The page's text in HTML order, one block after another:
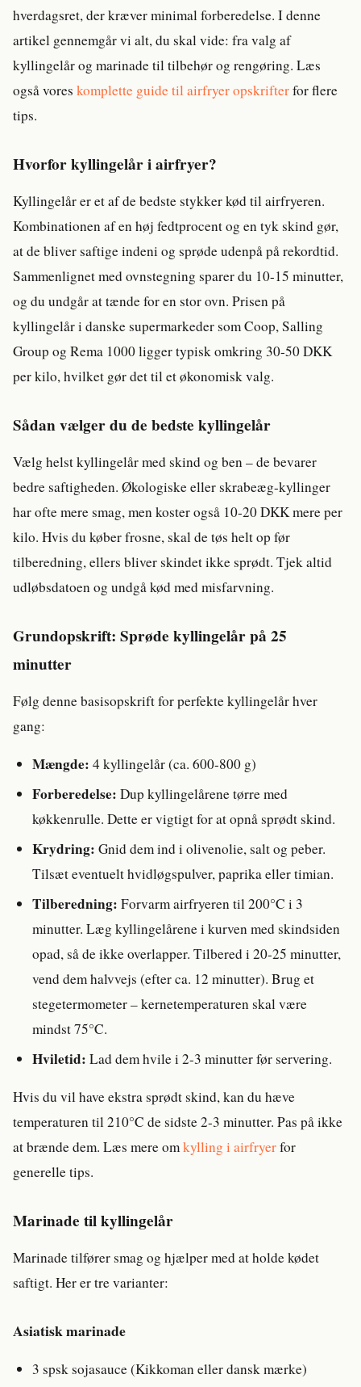
hverdagsret, der kræver minimal forberedelse. I denne
artikel gennemgår vi alt, du skal vide: fra valg af
kyllingelår og marinade til tilbehør og rengøring. Læs
også vores komplette guide til airfryer opskrifterfor flere
tips.
Hvorfor kyllingelår i airfryer?
Kyllingelår er et af de bedste stykker kød til airfryeren.
Kombinationen af en høj fedtprocent og en tyk skind gør,
at de bliver saftige indeni og sprøde udenpå på rekordtid.
Sammenlignet med ovnstegning sparer du 10-15 minutter,
og du undgår at tænde for en stor ovn. Prisen på
kyllingelår i danske supermarkeder som Coop, Salling
Group og Rema 1000 ligger typisk omkring 30-50 DKK
per kilo, hvilket gør det til et økonomisk valg.
Sådan vælger du de bedste kyllingelår
Vælg helst kyllingelår med skind og ben – de bevarer
bedre saftigheden. Økologiske eller skrabeæg-kyllinger
har ofte mere smag, men koster også 10-20 DKK mere per
kilo. Hvis du køber frosne, skal de tøs helt op før
tilberedning, ellers bliver skindet ikke sprødt. Tjek altid
udløbsdatoen og undgå kød med misfarvning.
Grundopskrift: Sprøde kyllingelår på 25
minutter
Følg denne basisopskrift for perfekte kyllingelår hver
gang:
Mængde: 4 kyllingelår (ca. 600-800 g)
Forberedelse: Dup kyllingelårene tørre med
køkkenrulle. Dette er vigtigt for at opnå sprødt skind.
Krydring: Gnid dem ind i olivenolie, salt og peber.
Tilsæt eventuelt hvidløgspulver, paprika eller timian.
Tilberedning: Forvarm airfryeren til 200°C i 3
minutter. Læg kyllingelårene i kurven med skindsiden
opad, så de ikke overlapper. Tilbered i 20-25 minutter,
vend dem halvvejs (efter ca. 12 minutter). Brug et
stegetermometer – kernetemperaturen skal være
mindst 75°C.
Hviletid: Lad dem hvile i 2-3 minutter før servering.
Hvis du vil have ekstra sprødt skind, kan du hæve
temperaturen til 210°C de sidste 2-3 minutter. Pas på ikke
at brænde dem. Læs mere omkylling i airfryerfor
generelle tips.
Marinade til kyllingelår
Marinade tilfører smag og hjælper med at holde kødet
saftigt. Her er tre varianter:
Asiatisk marinade
3 spsk sojasauce (Kikkoman eller dansk mærke)